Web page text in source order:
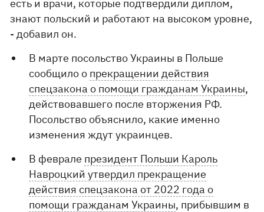
есть и врачи, которые подтвердили диплом,
знают польский и работают на высоком уровне,
- добавил он.
В марте посольство Украины в Польше
сообщило о прекращении действия
спецзакона о помощи гражданам Украины,
действовавшего после вторжения РФ.
Посольство объяснило, какие именно
изменения ждут украинцев.
В феврале президент Польши Кароль
Навроцкий утвердил прекращение
действия спецзакона от 2022 года о
помощи гражданам Украины, прибывшим в